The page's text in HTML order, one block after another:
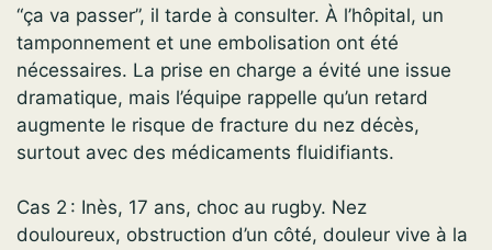
“ça va passer”, il tarde à consulter. À l’hôpital, un
tamponnement et une embolisation ont été
nécessaires. La prise en charge a évité une issue
dramatique, mais l’équipe rappelle qu’un retard
augmente le risque de fracture du nez décès,
surtout avec des médicaments fluidifiants.
Cas 2 : Inès, 17 ans, choc au rugby. Nez
douloureux, obstruction d’un côté, douleur vive à la